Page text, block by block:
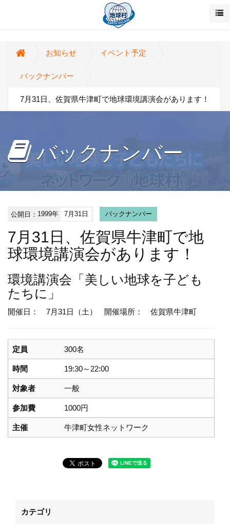
お知らせ イベント予定
バックナンバー
7月31日、佐賀県牛津町で地球環境講演会があります！
バックナンバー
公開日： 1999年 7月31日 バックナンバー
7月31日、佐賀県牛津町で地
球環境講演会があります！
環境講演会 「美しい地球を子ども
たちに」
開催日： 7月31日（土） 開催場所： 佐賀県牛津町
定員 300名
時間 19:30～22:00
対象者 一般
参加費 1000円
主催 牛津町女性ネットワーク
カテゴリ